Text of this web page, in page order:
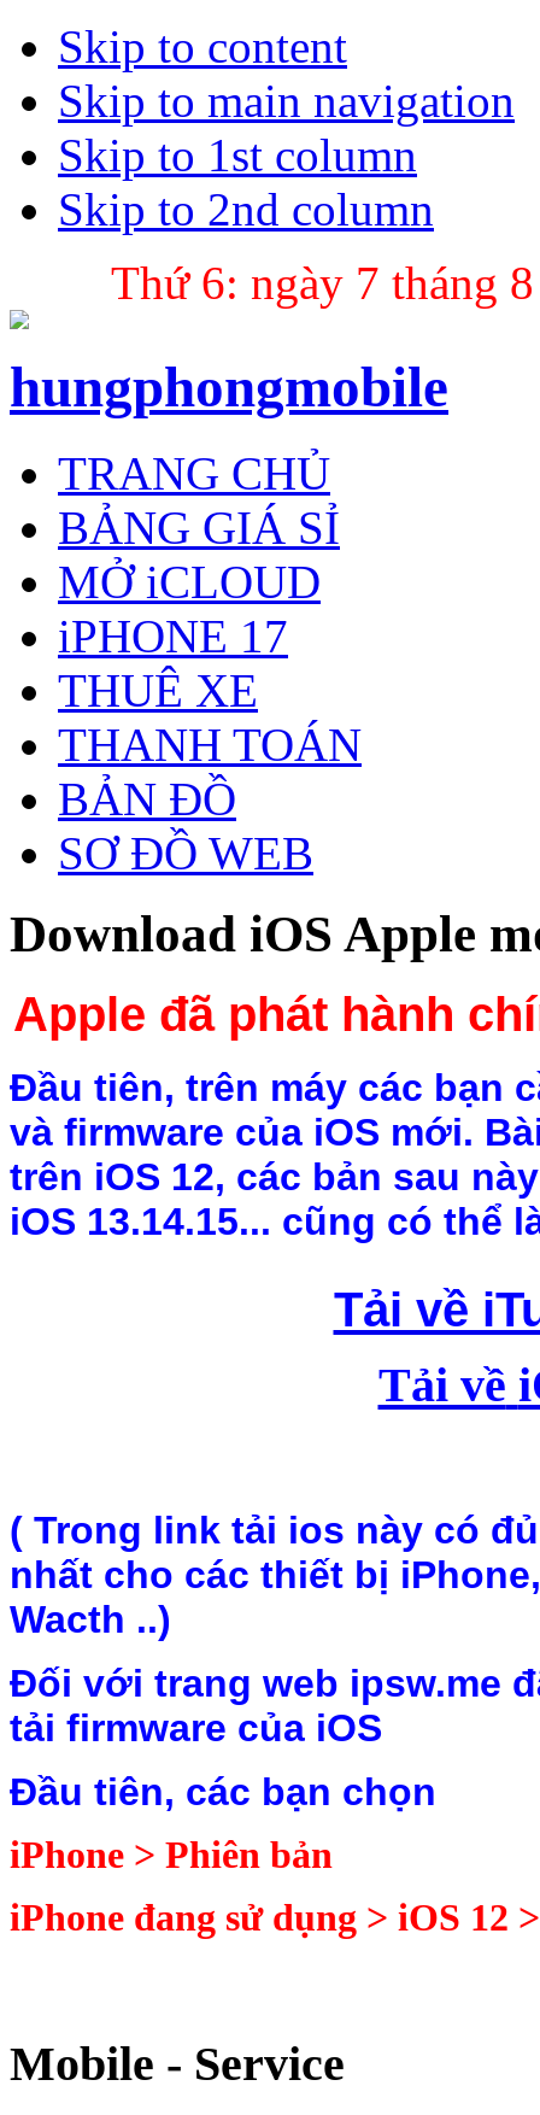
Skip to content
Skip to main navigation
Skip to 1st column
Skip to 2nd column
Thứ 6: ngày 7 tháng
hungphongmobile
TRANG CHỦ
BẢNG GIÁ SỈ
MỞ iCLOUD
iPHONE 17
THUÊ XE
THANH TOÁN
BẢN ĐỒ
SƠ ĐỒ WEB
Download iOS Apple
Apple đã phát hành
Đầu tiên, trên máy các bạn
và firmware của iOS mới.
trên iOS 12, các bản sau
iOS 13.14.15... cũng có thể
Tải về
Tải về
( Trong link tải ios này có
nhất cho các thiết bị
Wacth ..)
Đối với trang web ipsw.me
tải firmware của iOS
Đầu tiên, các bạn chọn
iPhone > Phiên bản
iPhone đang sử dụng > iOS 12
Mobile - Service